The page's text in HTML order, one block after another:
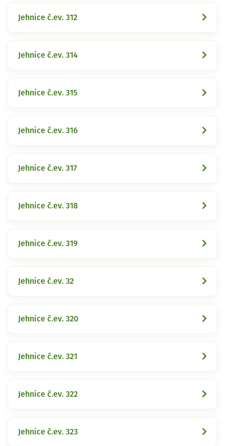
Jehnice č.ev. 312
Jehnice č.ev. 314
Jehnice č.ev. 315
Jehnice č.ev. 316
Jehnice č.ev. 317
Jehnice č.ev. 318
Jehnice č.ev. 319
Jehnice č.ev. 32
Jehnice č.ev. 320
Jehnice č.ev. 321
Jehnice č.ev. 322
Jehnice č.ev. 323